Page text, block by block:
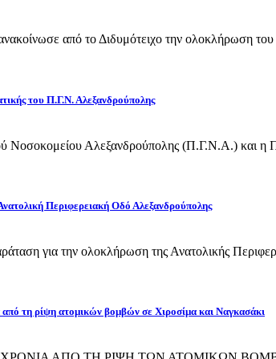
από το Διδυμότειχο την ολοκλήρωση
του Π.Γ.Ν. Αλεξανδρούπολης
Νοσοκομείου Αλεξανδρούπολης (Π.Γ.Ν.Α.) και η
Περιφερειακή Οδό Αλεξανδρούπολης
για την ολοκλήρωση της Ανατολικής
τη ρίψη ατομικών βομβών σε Χιροσίμα και Ναγκασάκι